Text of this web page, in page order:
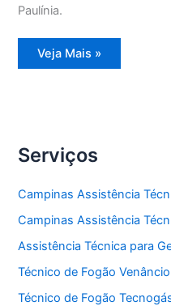
Paulínia.
Assistência
técnica
Veja Mais »
Serviços
Campinas Assistência
Campinas Assistência
Assistência Técnica para
Técnico de Fogão
Técnico de Fogão